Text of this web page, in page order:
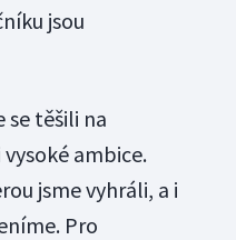
jsou
se těšili na
ambice.
jsme vyhráli, a i
Pro